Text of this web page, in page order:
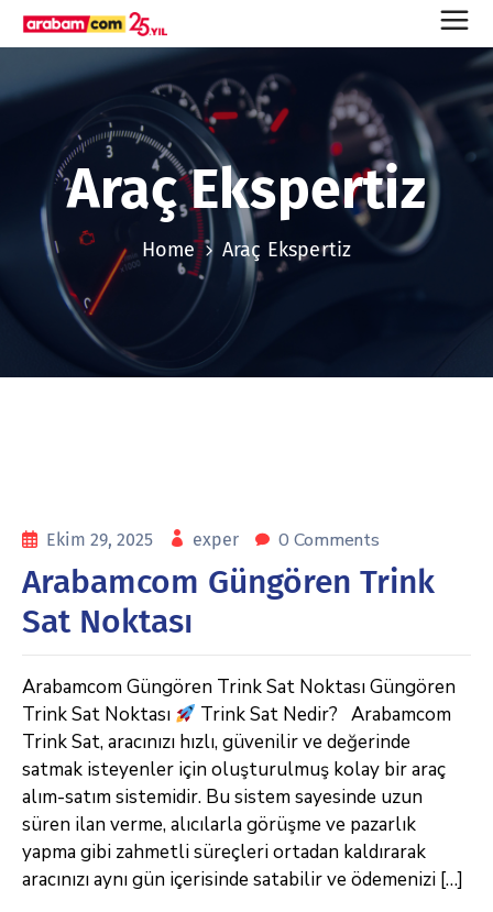
Araç Ekspertiz
Home Araç Ekspertiz
Ekim 29, 2025 exper 0 Comments
Arabamcom Güngören Trink
Sat Noktası
Arabamcom Güngören Trink Sat Noktası Güngören
Trink Sat Noktası
Trink Sat Nedir? Arabamcom
Trink Sat, aracınızı hızlı, güvenilir ve değerinde
satmak isteyenler için oluşturulmuş kolay bir araç
alım-satım sistemidir. Bu sistem sayesinde uzun
süren ilan verme, alıcılarla görüşme ve pazarlık
yapma gibi zahmetli süreçleri ortadan kaldırarak
aracınızı aynı gün içerisinde satabilir ve ödemenizi […]